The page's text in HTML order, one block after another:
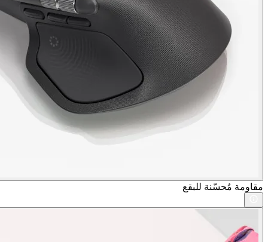
مقاومة مُحسّنة للبقع